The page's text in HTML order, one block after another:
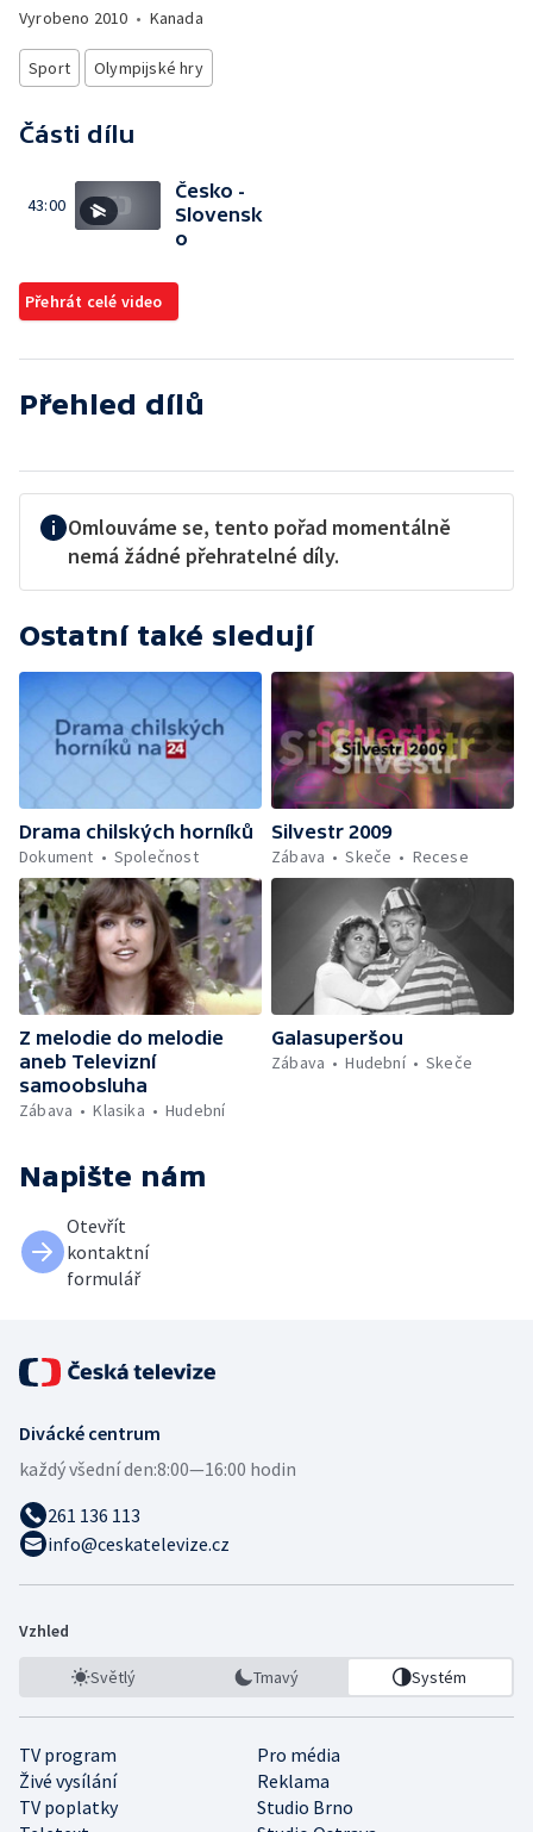
Vyrobeno 2010 • Kanada
Sport Olympijské hry
Části dílu
43:00
Česko -
Slovensk
o
Přehrát celé video
Přehled dílů
Omlouváme se, tento pořad momentálně
nemá žádné přehratelné díly.
Ostatní také sledují
Drama chilských horníků
Dokument
Společnost
Silvestr 2009
Zábava
Skeče Recese
Z melodie do melodie
aneb Televizní
samoobsluha
Zábava
Klasika Hudební
Galasuperšou
Zábava
Hudební Skeče
Napište nám
Otevřít
kontaktní
formulář
Divácké centrum
každý všední den:8:00—16:00 hodin
261 136 113
info@ceskatelevize.cz
Vzhled
Světlý Tmavý Systém
TV program
Pro média
Živé vysílání
Reklama
TV poplatky
Studio Brno